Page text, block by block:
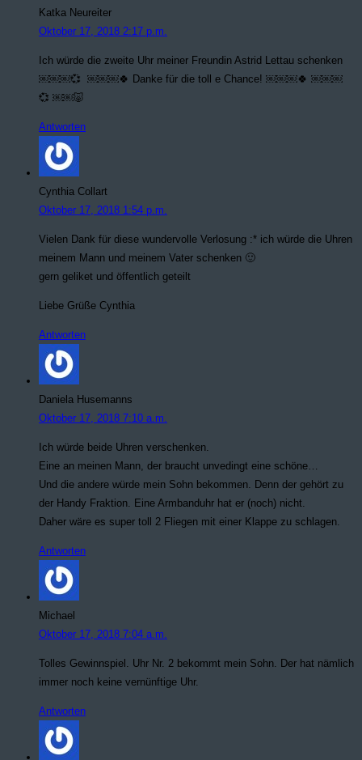
Katka Neureiter
Oktober 17, 2018 2:17 p.m.
Ich würde die zweite Uhr meiner Freundin Astrid Lettau schenken
￼￼￼💞 ​ ￼￼￼🍀 Danke für die toll e Chance! ￼￼￼🍀 ￼￼￼
💞 ￼￼🐷
Antworten
Cynthia Collart
Oktober 17, 2018 1:54 p.m.
Vielen Dank für diese wundervolle Verlosung :* ich würde die Uhren
meinem Mann und meinem Vater schenken 🙂
gern geliket und öffentlich geteilt
Liebe Grüße Cynthia
Antworten
Daniela Husemanns
Oktober 17, 2018 7:10 a.m.
Ich würde beide Uhren verschenken.
Eine an meinen Mann, der braucht unvedingt eine schöne…
Und die andere würde mein Sohn bekommen. Denn der gehört zu
der Handy Fraktion. Eine Armbanduhr hat er (noch) nicht.
Daher wäre es super toll 2 Fliegen mit einer Klappe zu schlagen.
Antworten
Michael
Oktober 17, 2018 7:04 a.m.
Tolles Gewinnspiel. Uhr Nr. 2 bekommt mein Sohn. Der hat nämlich
immer noch keine vernünftige Uhr.
Antworten